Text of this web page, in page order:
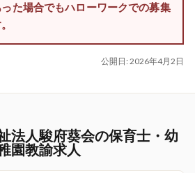
た場合でもハローワークでの募集
公開日: 2026年4月2日
法人駿府葵会の保育士・幼
園教諭求人